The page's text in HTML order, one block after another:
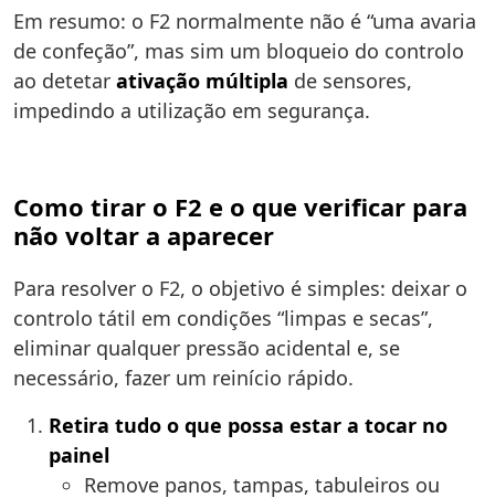
Em resumo: o F2 normalmente não é “uma avaria
de confeção”, mas sim um bloqueio do controlo
ao detetar ativação múltipla de sensores,
impedindo a utilização em segurança.
Como tirar o F2 e o que verificar para
não voltar a aparecer
Para resolver o F2, o objetivo é simples: deixar o
controlo tátil em condições “limpas e secas”,
eliminar qualquer pressão acidental e, se
necessário, fazer um reinício rápido.
Retira tudo o que possa estar a tocar no
painel
Remove panos, tampas, tabuleiros ou